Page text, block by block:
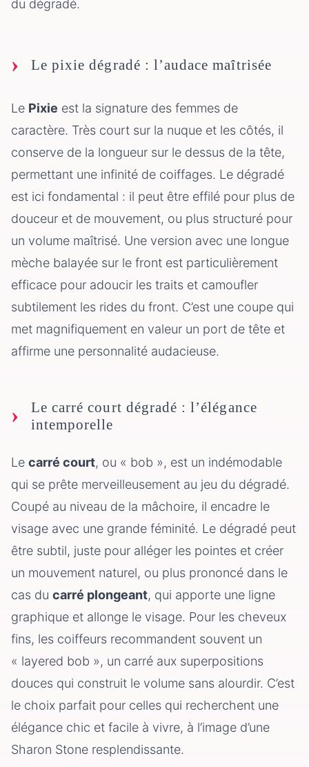
du dégradé.
Le pixie dégradé : l’audace maîtrisée
Le Pixie est la signature des femmes de
caractère. Très court sur la nuque et les côtés, il
conserve de la longueur sur le dessus de la tête,
permettant une infinité de coiffages. Le dégradé
est ici fondamental : il peut être effilé pour plus de
douceur et de mouvement, ou plus structuré pour
un volume maîtrisé. Une version avec une longue
mèche balayée sur le front est particulièrement
efficace pour adoucir les traits et camoufler
subtilement les rides du front. C’est une coupe qui
met magnifiquement en valeur un port de tête et
affirme une personnalité audacieuse.
Le carré court dégradé : l’élégance
intemporelle
Le carré court, ou « bob », est un indémodable
qui se prête merveilleusement au jeu du dégradé.
Coupé au niveau de la mâchoire, il encadre le
visage avec une grande féminité. Le dégradé peut
être subtil, juste pour alléger les pointes et créer
un mouvement naturel, ou plus prononcé dans le
cas du carré plongeant, qui apporte une ligne
graphique et allonge le visage. Pour les cheveux
fins, les coiffeurs recommandent souvent un
« layered bob », un carré aux superpositions
douces qui construit le volume sans alourdir. C’est
le choix parfait pour celles qui recherchent une
élégance chic et facile à vivre, à l’image d’une
Sharon Stone resplendissante.